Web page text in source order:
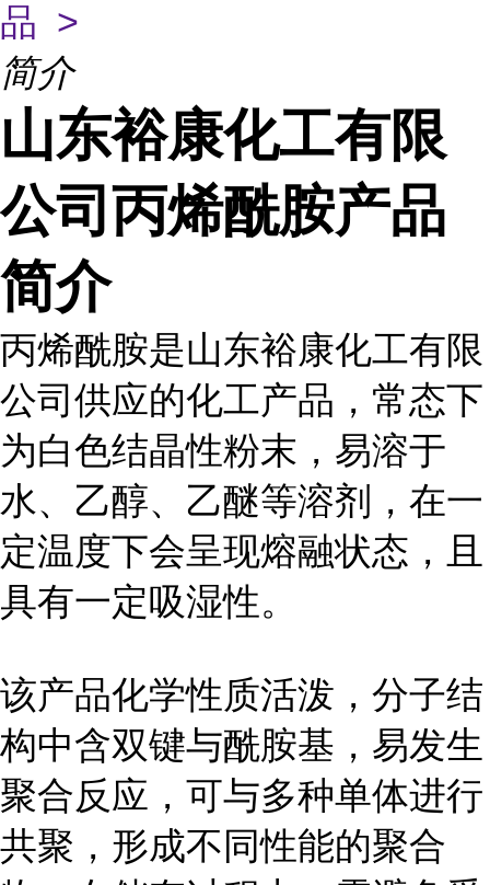
品 >
简介
山东裕康化工有限
公司丙烯酰胺产品
简介
丙烯酰胺是山东裕康化工有限
公司供应的化工产品，常态下
为白色结晶性粉末，易溶于
水、乙醇、乙醚等溶剂，在一
定温度下会呈现熔融状态，且
具有一定吸湿性。
该产品化学性质活泼，分子结
构中含双键与酰胺基，易发生
聚合反应，可与多种单体进行
共聚，形成不同性能的聚合